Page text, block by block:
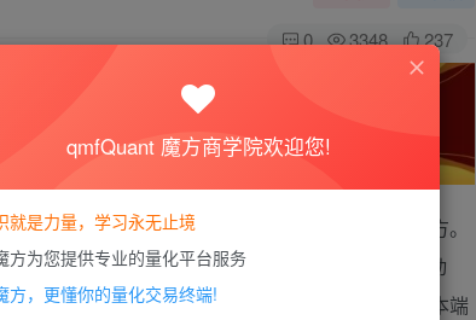
0 3348 237
势，但整体而言，两者价格均维持在60日均线上方。
涨，这一积极的市场表现显著增强了钢厂的复产动
产趋势显示了市场对钢材需求的信心。同时，成本端
qmfQuant 魔方商学院欢迎您!
就是力量，学习永无止境
方为您提供专业的量化平台服务
方，更懂你的量化交易终端!